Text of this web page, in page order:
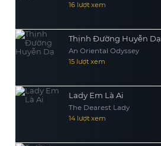
16 lượt xem
Thịnh Đường Huyễn Dạ
An Oriental Odyssey
15 lượt xem
Lady Em Là Ai
The Dearest Lady
14 lượt xem